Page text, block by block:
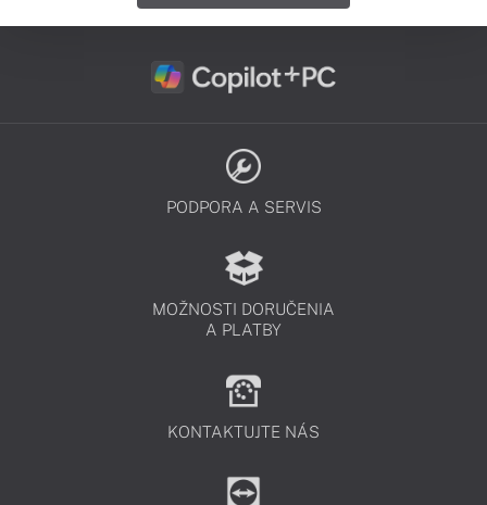
PODPORA A SERVIS
MOŽNOSTI DORUČENIA
A PLATBY
KONTAKTUJTE NÁS